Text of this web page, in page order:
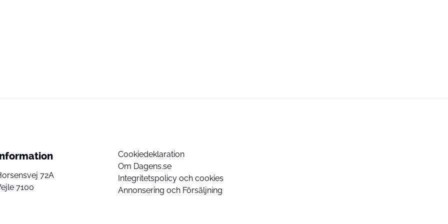
72A
7100
Cookiedeklaration
Om Dagens.se
Integritetspolicy och cookies
Annonsering och Försäljning